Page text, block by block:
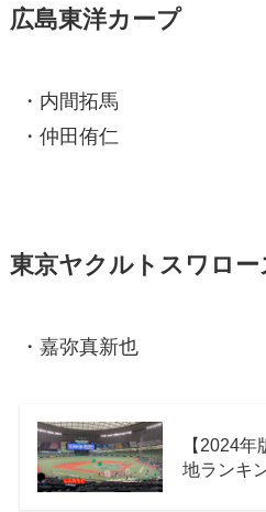
広島東洋カープ
・内間拓馬
・仲田侑仁
東京ヤクルトスワロー
・嘉弥真新也
【2024
地ランキ